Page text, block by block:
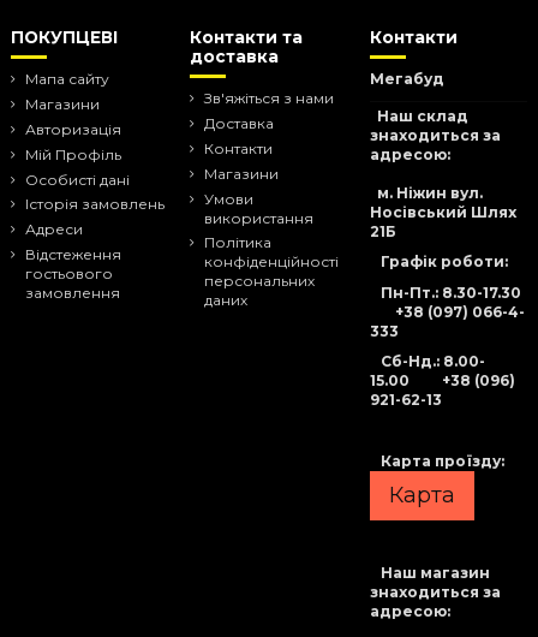
ПОКУПЦЕВІ
Мапа сайту
Магазини
Авторизація
Мій Профіль
Особисті дані
Історія замовлень
Адреси
Відстеження
гостьового
замовлення
Контакти та
доставка
Зв'яжіться з нами
Доставка
Контакти
Магазини
Умови
використання
Політика
конфіденційності
персональних
даних
Контакти
Мегабуд
Наш склад
знаходиться за
адресою:
м. Ніжин вул.
Носівський Шлях
21Б
Графік роботи:
Пн-Пт.: 8.30-17.30
+38 (097) 066-4-
333
Сб-Нд.: 8.00-
15.00 +38 (096)
921-62-13
Карта проїзду:
Карта
Наш магазин
знаходиться за
адресою: